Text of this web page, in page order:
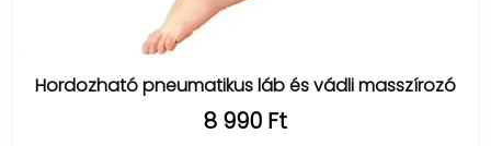
Hordozható pneumatikus láb és vádli masszírozó
8 990 Ft